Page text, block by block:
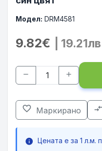
Модел: DRM4581
9.82€ | 19.21лв
remove add
favorite_border Маркирано
info Цената е за 1 л.м.